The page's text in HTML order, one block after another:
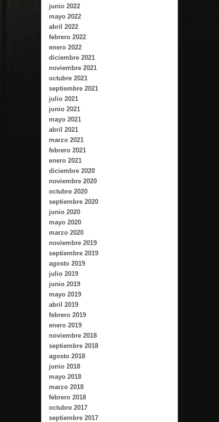
junio 2022
mayo 2022
abril 2022
febrero 2022
enero 2022
diciembre 2021
noviembre 2021
octubre 2021
septiembre 2021
julio 2021
junio 2021
mayo 2021
abril 2021
marzo 2021
febrero 2021
enero 2021
diciembre 2020
noviembre 2020
octubre 2020
septiembre 2020
junio 2020
mayo 2020
marzo 2020
noviembre 2019
septiembre 2019
agosto 2019
julio 2019
junio 2019
mayo 2019
abril 2019
febrero 2019
enero 2019
noviembre 2018
septiembre 2018
agosto 2018
junio 2018
mayo 2018
marzo 2018
febrero 2018
octubre 2017
septiembre 2017